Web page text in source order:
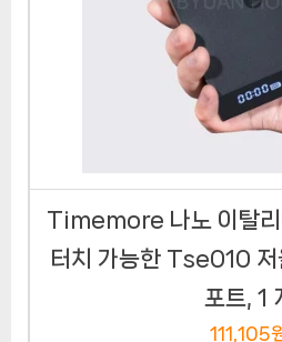
Timemore 나노 이탈리
터치 가능한 Tse010 저
포트, 1
111,105